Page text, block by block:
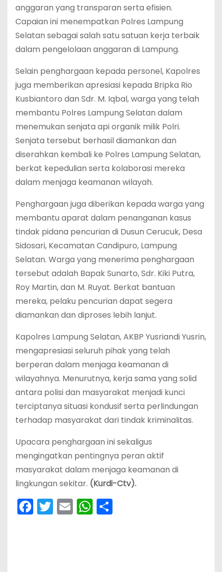
anggaran yang transparan serta efisien.
Capaian ini menempatkan Polres Lampung
Selatan sebagai salah satu satuan kerja terbaik
dalam pengelolaan anggaran di Lampung.
Selain penghargaan kepada personel, Kapolres
juga memberikan apresiasi kepada Bripka Rio
Kusbiantoro dan Sdr. M. Iqbal, warga yang telah
membantu Polres Lampung Selatan dalam
menemukan senjata api organik milik Polri.
Senjata tersebut berhasil diamankan dan
diserahkan kembali ke Polres Lampung Selatan,
berkat kepedulian serta kolaborasi mereka
dalam menjaga keamanan wilayah.
Penghargaan juga diberikan kepada warga yang
membantu aparat dalam penanganan kasus
tindak pidana pencurian di Dusun Cerucuk, Desa
Sidosari, Kecamatan Candipuro, Lampung
Selatan. Warga yang menerima penghargaan
tersebut adalah Bapak Sunarto, Sdr. Kiki Putra,
Roy Martin, dan M. Ruyat. Berkat bantuan
mereka, pelaku pencurian dapat segera
diamankan dan diproses lebih lanjut.
Kapolres Lampung Selatan, AKBP Yusriandi Yusrin,
mengapresiasi seluruh pihak yang telah
berperan dalam menjaga keamanan di
wilayahnya. Menurutnya, kerja sama yang solid
antara polisi dan masyarakat menjadi kunci
terciptanya situasi kondusif serta perlindungan
terhadap masyarakat dari tindak kriminalitas.
Upacara penghargaan ini sekaligus
mengingatkan pentingnya peran aktif
masyarakat dalam menjaga keamanan di
lingkungan sekitar. (Kurdi-Ctv).
F
a
T
w
E
m
W
h